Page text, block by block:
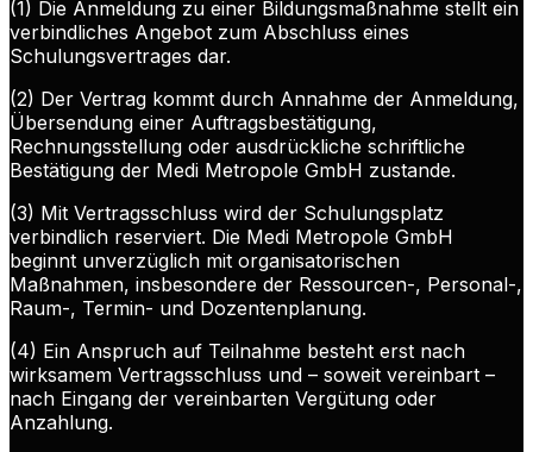
(1) Die Anmeldung zu einer Bildungsmaßnahme stellt ein
verbindliches Angebot zum Abschluss eines
Schulungsvertrages dar.
(2) Der Vertrag kommt durch Annahme der Anmeldung,
Übersendung einer Auftragsbestätigung,
Rechnungsstellung oder ausdrückliche schriftliche
Bestätigung der Medi Metropole GmbH zustande.
(3) Mit Vertragsschluss wird der Schulungsplatz
verbindlich reserviert. Die Medi Metropole GmbH
beginnt unverzüglich mit organisatorischen
Maßnahmen, insbesondere der Ressourcen-, Personal-,
Raum-, Termin- und Dozentenplanung.
(4) Ein Anspruch auf Teilnahme besteht erst nach
wirksamem Vertragsschluss und – soweit vereinbart –
nach Eingang der vereinbarten Vergütung oder
Anzahlung.